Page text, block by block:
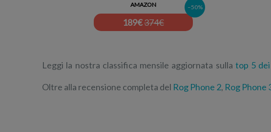
AMAZON
189€374€
–50%
Leggi la nostra classifica mensile aggiornata sulla top 5
Oltre alla recensione completa del Rog Phone 2, Rog Phone